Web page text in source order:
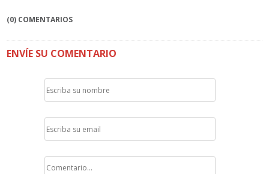
(0) COMENTARIOS
ENVÍE SU COMENTARIO